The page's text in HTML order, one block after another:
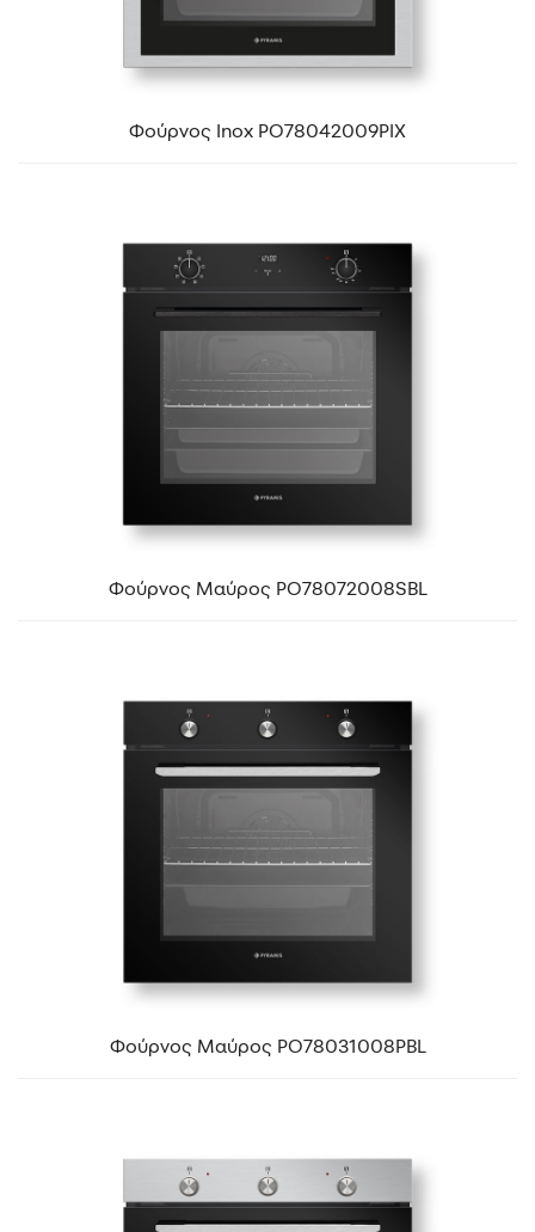
Φούρνος Inox PO78042009PIX
Φούρνος Μαύρος PO78072008SBL
Φούρνος Μαύρος PO78031008PBL